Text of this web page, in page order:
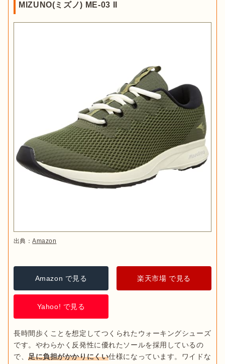
MIZUNO(ミズノ) ME-03 II
出典：Amazon
Amazon で見る 楽天市場 で見る
Yahoo! で見る
長時間歩くことを想定してつくられたウォーキングシューズ
です。やわらかく反発性に優れたソールを採用しているの
で、足に負担がかかりにくい仕様になっています。ワイドな